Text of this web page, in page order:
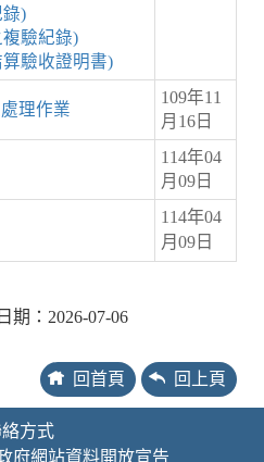
錄)
驗紀錄)
驗收證明書)
理作業
109年11
月16日
114年04
月09日
114年04
月09日
期：2026-07-06
回首頁 回上頁
方式
府網站資料開放宣告